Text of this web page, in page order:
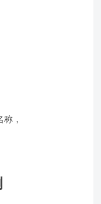
，